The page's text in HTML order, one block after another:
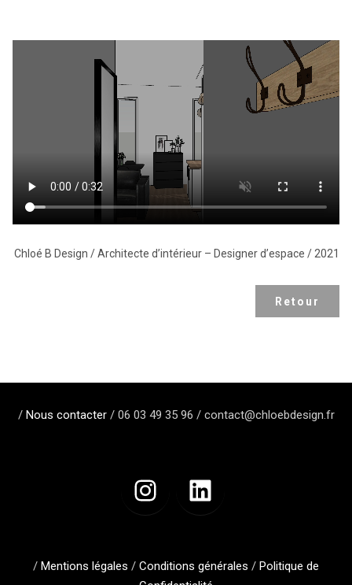
Chloé B Design / Architecte d’intérieur – Designer d’espace / 2021
Retour
/ Nous contacter/ 06 03 49 35 96 / contact@chloebdesign.fr
/ Mentions légales / Conditions générales / Politique de